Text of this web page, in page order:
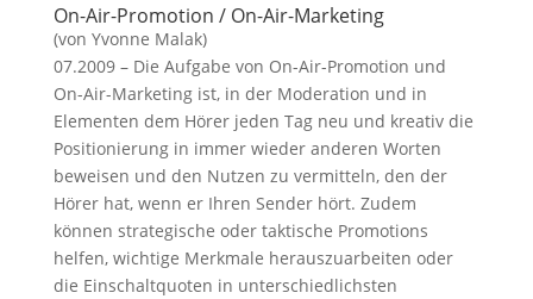
On-Air-Promotion / On-Air-Marketing
(von Yvonne Malak)
07.2009 – Die Aufgabe von On-Air-Promotion und
On-Air-Marketing ist, in der Moderation und in
Elementen dem Hörer jeden Tag neu und kreativ die
Positionierung in immer wieder anderen Worten
beweisen und den Nutzen zu vermitteln, den der
Hörer hat, wenn er Ihren Sender hört. Zudem
können strategische oder taktische Promotions
helfen, wichtige Merkmale herauszuarbeiten oder
die Einschaltquoten in unterschiedlichsten